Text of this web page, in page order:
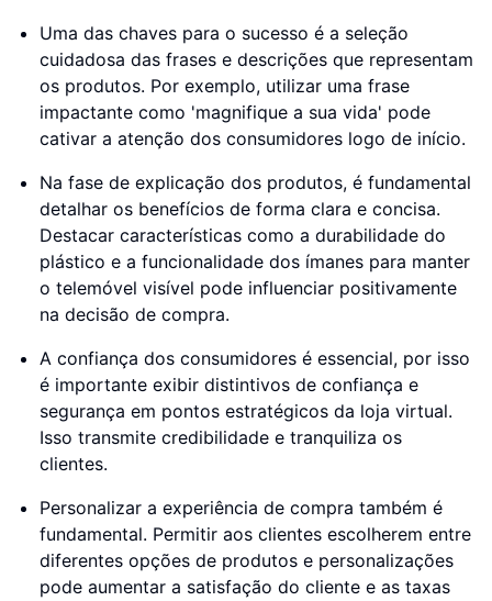
Uma das chaves para o sucesso é a seleção
cuidadosa das frases e descrições que representam
os produtos. Por exemplo, utilizar uma frase
impactante como 'magnifique a sua vida' pode
cativar a atenção dos consumidores logo de início.
Na fase de explicação dos produtos, é fundamental
detalhar os benefícios de forma clara e concisa.
Destacar características como a durabilidade do
plástico e a funcionalidade dos ímanes para manter
o telemóvel visível pode influenciar positivamente
na decisão de compra.
A confiança dos consumidores é essencial, por isso
é importante exibir distintivos de confiança e
segurança em pontos estratégicos da loja virtual.
Isso transmite credibilidade e tranquiliza os
clientes.
Personalizar a experiência de compra também é
fundamental. Permitir aos clientes escolherem entre
diferentes opções de produtos e personalizações
pode aumentar a satisfação do cliente e as taxas